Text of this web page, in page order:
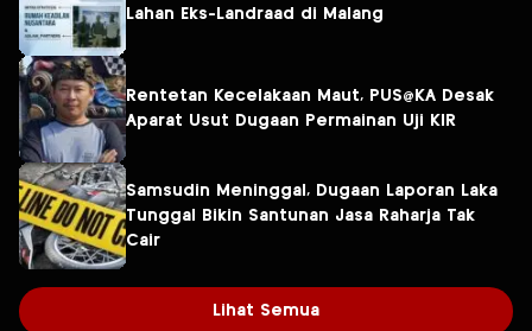
Lahan Eks-Landraad di Malang
Rentetan Kecelakaan Maut, PUS@KA Desak
Aparat Usut Dugaan Permainan Uji KIR
Samsudin Meninggal, Dugaan Laporan Laka
Tunggal Bikin Santunan Jasa Raharja Tak
Cair
Lihat Semua